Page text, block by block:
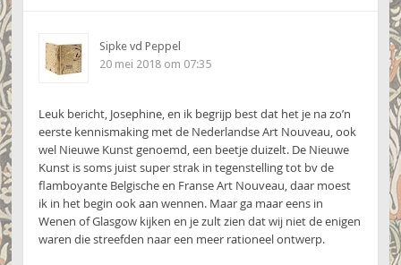
Sipke vd Peppel
20 mei 2018 om 07:35
Leuk bericht, Josephine, en ik begrijp best dat het je na zo’n
eerste kennismaking met de Nederlandse Art Nouveau, ook
wel Nieuwe Kunst genoemd, een beetje duizelt. De Nieuwe
Kunst is soms juist super strak in tegenstelling tot bv de
flamboyante Belgische en Franse Art Nouveau, daar moest
ik in het begin ook aan wennen. Maar ga maar eens in
Wenen of Glasgow kijken en je zult zien dat wij niet de enigen
waren die streefden naar een meer rationeel ontwerp.